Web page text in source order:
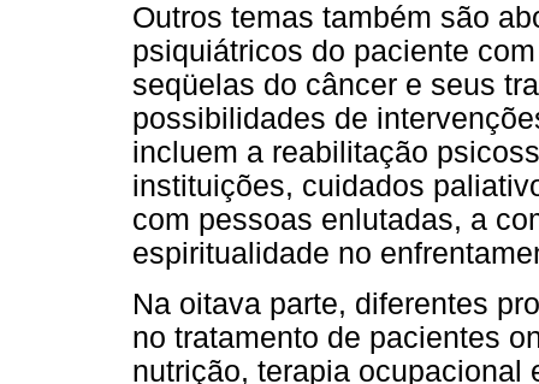
Outros temas também são
psiquiátricos do paciente
seqüelas do câncer e seus
possibilidades de
incluem a reabilitação
instituições, cuidados
com pessoas enlutadas, a
espiritualidade no
Na oitava parte, diferentes
no tratamento de pacientes
nutrição, terapia ocupacional